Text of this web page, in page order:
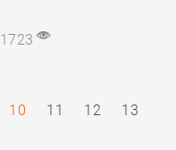
1723
10 11 12
13